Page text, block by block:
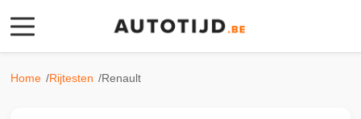
Rijtesten
Home Rijtesten Renault